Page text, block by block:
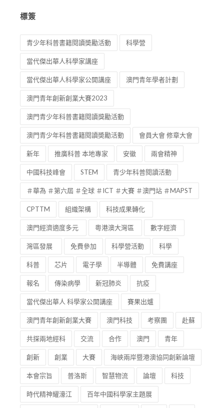
標簽
青少年科普書籍閱讀奬勵活動 科學營
當代傑出華人科學家講座
當代傑出華人科學家公開講座 澳門青年學者計劃
澳門青年創新創業大賽2023
澳門青少年科普書籍閱讀獎勵活動
澳門青少年科普書籍閱讀奬勵活動 會員大會 修章大會
新年 推廣科普 本地專家 安徽 兩會精神
中國科技峰會 STEM 青少年科普閱讀活動
＃華為 ＃第六屆 ＃全球 ＃ICT ＃大賽 ＃澳門站 ＃MAPST
CPTTM 組織架構 科技成果轉化
澳門經濟適度多元 粵港澳大灣區 數字經濟
灣區發展 免費參加 科學營活動 科學
科普 芯片 電子學 半導體 免費講座
報名 傳染病學 新冠肺炎 抗疫
當代傑出華人 科學家公開講座 賽果出爐
澳門青年創新創業大賽 澳門科技 考察團 赴蘇
共探兩地經科 交流 合作 澳門 青年
創新 創業 大賽 海峽兩岸暨港澳協同創新論壇
本會宗旨 普洛斯 智慧物流 論壇 科技
時代精神耀濠江 百年中國科學家主題展